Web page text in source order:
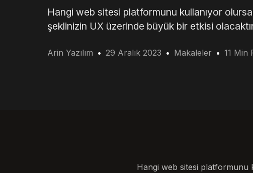
Hangi web sitesi platformunu kullanıyor
şeklinizin UX üzerinde büyük bir etkisi
Arin Yazılım 29 Aralık 2023 Makaleler 11 Min
Hangi web sitesi platformunu